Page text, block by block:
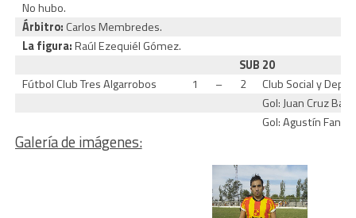
No hubo.
Árbitro: Carlos Membredes.
La figura:Raúl Ezequiél Gómez.
SUB 20
Fútbol Club Tres Algarrobos
1 – 2
Club Social y
Gol: Juan Cruz
Gol: Agustín
Galería de imágenes: